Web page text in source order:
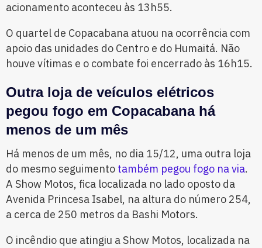
acionamento aconteceu às 13h55.
O quartel de Copacabana atuou na ocorrência com
apoio das unidades do Centro e do Humaitá. Não
houve vítimas e o combate foi encerrado às 16h15.
Outra loja de veículos elétricos
pegou fogo em Copacabana há
menos de um mês
Há menos de um mês, no dia 15/12, uma outra loja
do mesmo seguimento também pegou fogo na via.
A Show Motos, fica localizada no lado oposto da
Avenida Princesa Isabel, na altura do número 254,
a cerca de 250 metros da Bashi Motors.
O incêndio que atingiu a Show Motos, localizada na